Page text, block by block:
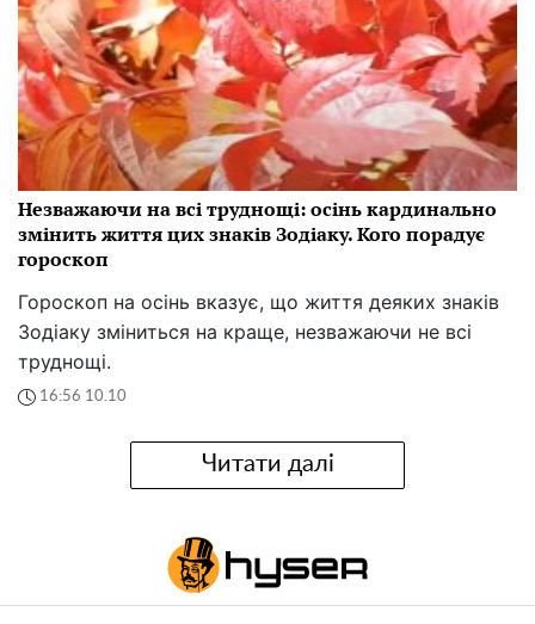
Незважаючи на всі труднощі: осінь кардинально
змінить життя цих знаків Зодіаку. Кого порадує
гороскоп
Гороскоп на осінь вказує, що життя деяких знаків
Зодіаку зміниться на краще, незважаючи не всі
труднощі.
16:56 10.10
Читати далі